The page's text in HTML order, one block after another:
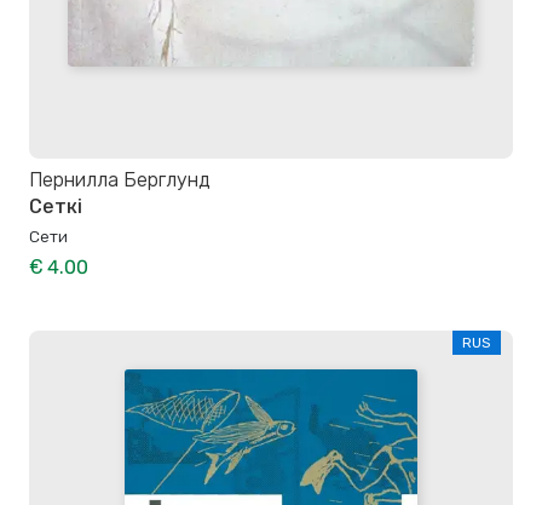
Пернилла Берглунд
Сеткі
Сети
€ 4.00
RUS